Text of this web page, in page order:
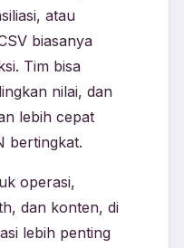
atau
biasanya
Tim bisa
nilai, dan
lebih cepat
bertingkat.
operasi,
dan konten, di
lebih penting